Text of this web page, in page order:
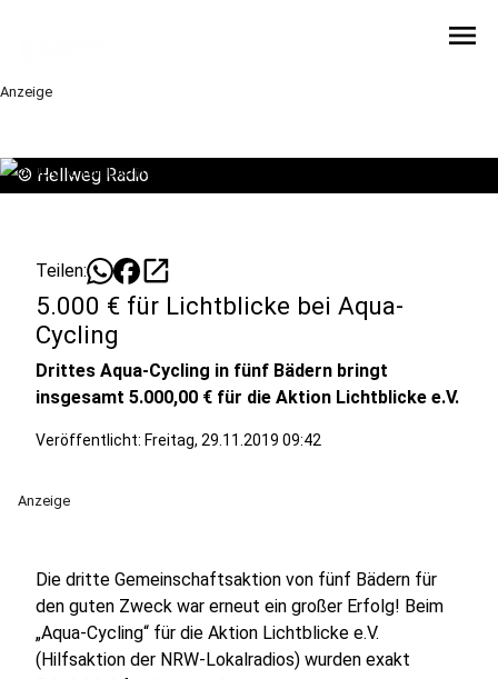
menu
Anzeige
© Hellweg Radio
Teilen: open_in_new
5.000 € für Lichtblicke bei Aqua-
Cycling
Drittes Aqua-Cycling in fünf Bädern bringt
insgesamt 5.000,00 € für die Aktion Lichtblicke e.V.
Veröffentlicht: Freitag, 29.11.2019 09:42
Anzeige
Die dritte Gemeinschaftsaktion von fünf Bädern für
den guten Zweck war erneut ein großer Erfolg! Beim
„Aqua-Cycling“ für die Aktion Lichtblicke e.V.
(Hilfsaktion der NRW-Lokalradios) wurden exakt